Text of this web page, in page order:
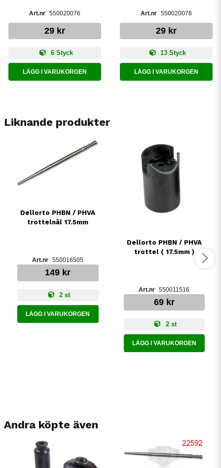
550020076
29 kr
6 Styck
LÄGG I VARUKORGEN
550020078
29 kr
13 Styck
LÄGG I VARUKORGEN
Liknande produkter
Dellorto PHBN / PHVA
trottelnål 17.5mm
550016505
149 kr
2 st
LÄGG I VARUKORGEN
Dellorto PHBN / PHVA
trottel ( 17.5mm )
550011516
69 kr
2 st
LÄGG I VARUKORGEN
Andra köpte även